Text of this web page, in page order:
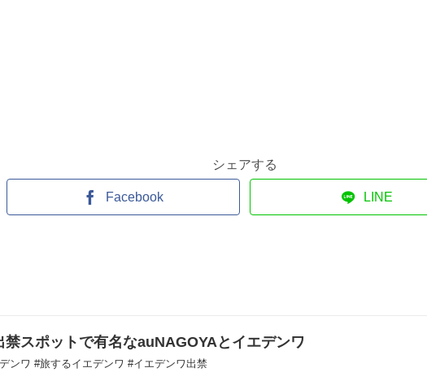
シェアする
Facebook LINE
禁スポットで有名なauNAGOYAとイエデンワ
ンワ #旅するイエデンワ #イエデンワ出禁